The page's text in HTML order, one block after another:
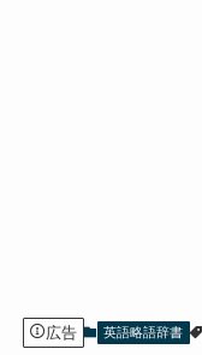
広告 英語略語辞書